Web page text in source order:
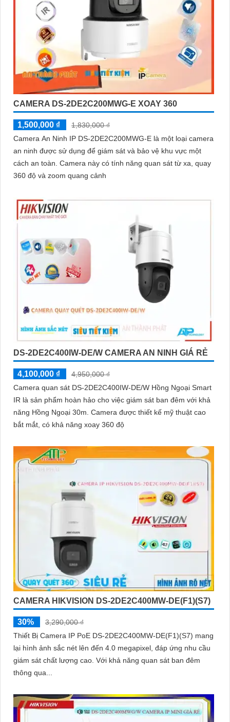
CAMERA DS-2DE2C200MWG-E XOAY 360
1,500,000 ₫
1,830,000 ₫
Camera An Ninh IP DS-2DE2C200MWG-E là một loại camera
an ninh được sử dụng để giám sát và bảo vệ khu vực một
cách an toàn. Camera này có tính năng quan sát từ xa, quay
360 độ và zoom quang cảnh
DS-2DE2C400IW-DE/W CAMERA AN NINH GIÁ RẺ
4,100,000 ₫
4,950,000 ₫
Camera quan sát DS-2DE2C400IW-DE/W Hồng Ngoại Smart
IR là sản phẩm hoàn hảo cho việc giám sát ban đêm với khả
năng Hồng Ngoại 30m. Camera được thiết kế mỹ thuật cao
bắt mắt, có khả năng xoay 360 độ
CAMERA HIKVISION DS-2DE2C400MW-DE(F1)(S7)
30%
3,290,000 ₫
Thiết Bị Camera IP PoE DS-2DE2C400MW-DE(F1)(S7) mang
lại hình ảnh sắc nét lên đến 4.0 megapixel, đáp ứng nhu cầu
giám sát chất lượng cao. Với khả năng quan sát ban đêm
thông qua...